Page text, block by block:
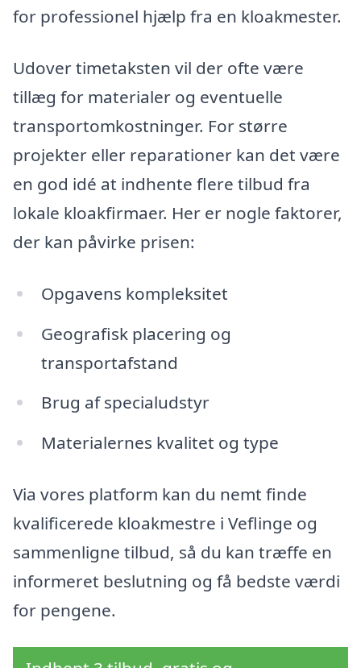
for professionel hjælp fra en kloakmester.
Udover timetaksten vil der ofte være
tillæg for materialer og eventuelle
transportomkostninger. For større
projekter eller reparationer kan det være
en god idé at indhente flere tilbud fra
lokale kloakfirmaer. Her er nogle faktorer,
der kan påvirke prisen:
Opgavens kompleksitet
Geografisk placering og
transportafstand
Brug af specialudstyr
Materialernes kvalitet og type
Via vores platform kan du nemt finde
kvalificerede kloakmestre i Veflinge og
sammenligne tilbud, så du kan træffe en
informeret beslutning og få bedste værdi
for pengene.